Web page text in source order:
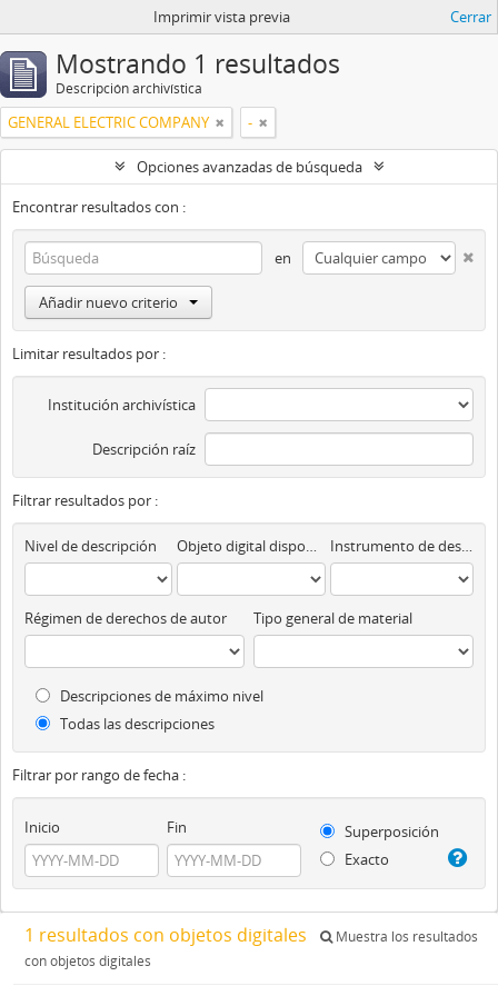
Imprimir vista previa Cerrar
Mostrando 1 resultados
Descripción archivística
GENERAL ELECTRIC COMPANY -
Opciones avanzadas de búsqueda
Encontrar resultados con :
en
Añadir nuevo criterio
Limitar resultados por :
Institución archivística
Descripción raíz
Filtrar resultados por :
Nivel de descripción Objeto digital disponibles Instrumento de descripción
Régimen de derechos de autor Tipo general de material
Descripciones de máximo nivel
Todas las descripciones
Filtrar por rango de fecha :
Inicio Fin
Superposición
Exacto
1 resultados con objetos digitales
Muestra los resultados
con objetos digitales